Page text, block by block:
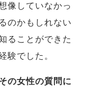
像していなかっ
のかもしれない
ることができた
験でした。
の女性の質問に